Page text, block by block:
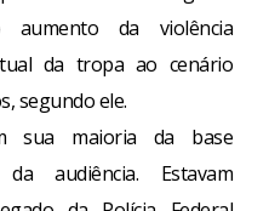
da violência
da tropa ao cenário
segundo ele.
sua maioria da base
audiência. Estavam